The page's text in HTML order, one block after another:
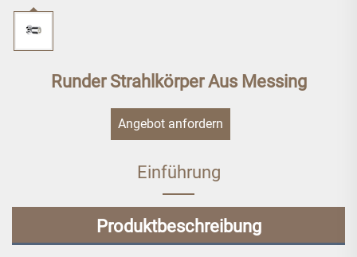
Runder Strahlkörper Aus Messing
Angebot anfordern
Einführung
Produktbeschreibung